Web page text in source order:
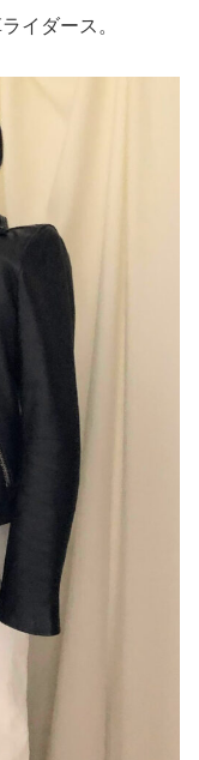
イダース。